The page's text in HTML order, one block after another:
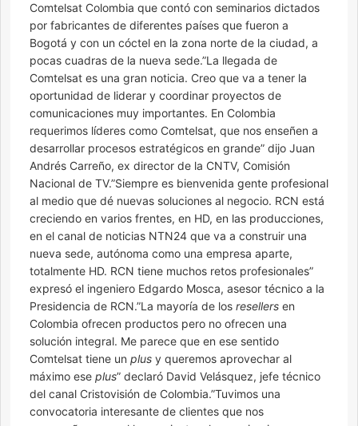
Comtelsat Colombia que contó con seminarios dictados
por fabricantes de diferentes países que fueron a
Bogotá y con un cóctel en la zona norte de la ciudad, a
pocas cuadras de la nueva sede.”La llegada de
Comtelsat es una gran noticia. Creo que va a tener la
oportunidad de liderar y coordinar proyectos de
comunicaciones muy importantes. En Colombia
requerimos líderes como Comtelsat, que nos enseñen a
desarrollar procesos estratégicos en grande” dijo Juan
Andrés Carreño, ex director de la CNTV, Comisión
Nacional de TV.”Siempre es bienvenida gente profesional
al medio que dé nuevas soluciones al negocio. RCN está
creciendo en varios frentes, en HD, en las producciones,
en el canal de noticias NTN24 que va a construir una
nueva sede, autónoma como una empresa aparte,
totalmente HD. RCN tiene muchos retos profesionales”
expresó el ingeniero Edgardo Mosca, asesor técnico a la
Presidencia de RCN.”La mayoría de los resellers en
Colombia ofrecen productos pero no ofrecen una
solución integral. Me parece que en ese sentido
Comtelsat tiene un plus y queremos aprovechar al
máximo ese plus” declaró David Velásquez, jefe técnico
del canal Cristovisión de Colombia.”Tuvimos una
convocatoria interesante de clientes que nos